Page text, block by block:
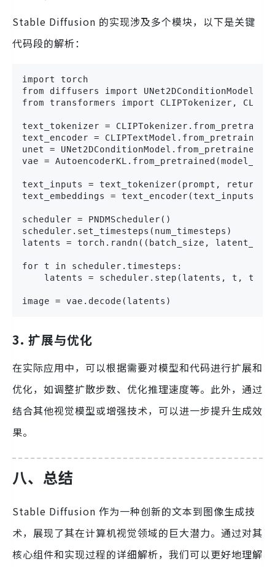
Stable Diffusion 的实现涉及多个模块，以下是关键
代码段的解析：
import torch
from diffusers import UNet2DConditionModel,
from transformers import CLIPTokenizer,
text_tokenizer =
text_encoder =
unet =
vae =
text_inputs = text_tokenizer(prompt,
text_embeddings =
scheduler = PNDMScheduler()
scheduler.set_timesteps(num_timesteps)
latents = torch.randn((batch_size,
for t in scheduler.timesteps:
latents = scheduler.step(latents, t,
image = vae.decode(latents)
3. 扩展与优化
在实际应用中，可以根据需要对模型和代码进行扩展和
优化，如调整扩散步数、优化推理速度等。此外，通过
结合其他视觉模型或增强技术，可以进一步提升生成效
果。
八、总结
Stable Diffusion 作为一种创新的文本到图像生成技
术，展现了其在计算机视觉领域的巨大潜力。通过对其
核心组件和实现过程的详细解析，我们可以更好地理解